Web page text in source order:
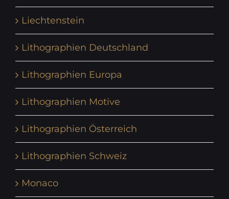
Liechtenstein
Lithographien Deutschland
Lithographien Europa
Lithographien Motive
Lithographien Österreich
Lithographien Schweiz
Monaco